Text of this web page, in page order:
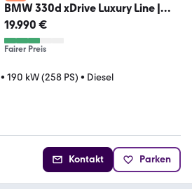
BMW 330d xDrive Luxury Line |
108.500 km |...
19.990 €
Fairer Preis
• 190 kW (258 PS) • Diesel
Kontakt Parken